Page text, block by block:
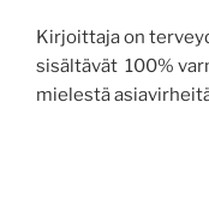
Kirjoittaja on
sisältävät 100%
mielestä